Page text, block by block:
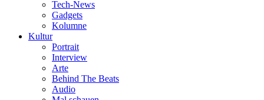
Tech-News
Gadgets
Kolumne
Kultur
Portrait
Interview
Arte
Behind The Beats
Audio